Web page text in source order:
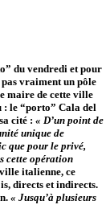
du vendredi et pour
vraiment un pôle
maire de cette ville
: le “porto” Cala del
cité : « D’un point de
unique de
que pour le privé,
cette opération
italienne, ce
directs et indirects.
« Jusqu’à plusieurs